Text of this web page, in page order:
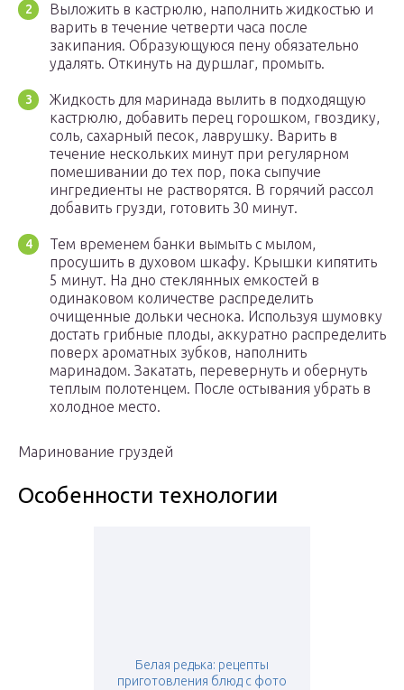
Выложить в кастрюлю, наполнить жидкостью и
варить в течение четверти часа после
закипания. Образующуюся пену обязательно
удалять. Откинуть на дуршлаг, промыть.
Жидкость для маринада вылить в подходящую
кастрюлю, добавить перец горошком, гвоздику,
соль, сахарный песок, лаврушку. Варить в
течение нескольких минут при регулярном
помешивании до тех пор, пока сыпучие
ингредиенты не растворятся. В горячий рассол
добавить грузди, готовить 30 минут.
Тем временем банки вымыть с мылом,
просушить в духовом шкафу. Крышки кипятить
5 минут. На дно стеклянных емкостей в
одинаковом количестве распределить
очищенные дольки чеснока. Используя шумовку
достать грибные плоды, аккуратно распределить
поверх ароматных зубков, наполнить
маринадом. Закатать, перевернуть и обернуть
теплым полотенцем. После остывания убрать в
холодное место.
Маринование груздей
Особенности технологии
Белая редька: рецепты
приготовления блюд с фото